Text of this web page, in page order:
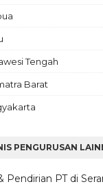
Tengah
Barat
PENGURUSAN
Pendirian PT di